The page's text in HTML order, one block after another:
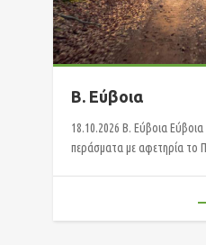
Β. Εύβοια
18.10.2026 B. Εύβοια
περάσματα με αφετηρία το